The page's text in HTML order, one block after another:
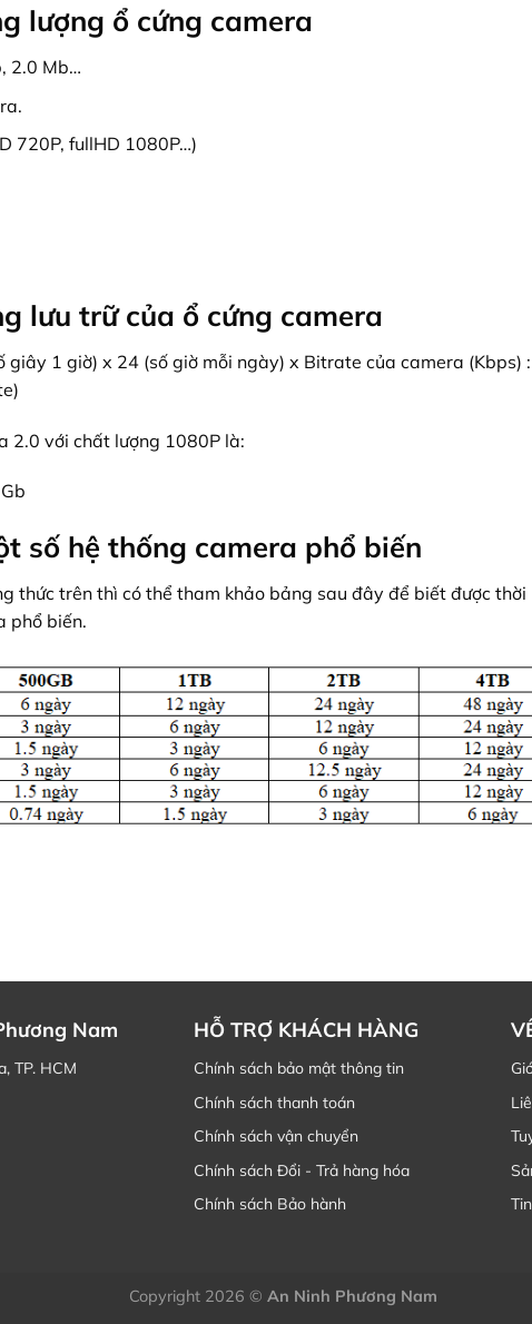
lượng ổ cứng camera
2.0 Mb…
720P, fullHD 1080P…)
lưu trữ của ổ cứng camera
1 giờ) x 24 (số giờ mỗi ngày) x Bitrate của camera (Kbps)
2.0 với chất lượng 1080P là:
số hệ thống camera phổ biến
thức trên thì có thể tham khảo bảng sau đây để biết được thời
phổ biến.
Nam
TP. HCM
HỖ TRỢ KHÁCH HÀNG
Chính sách bảo mật thông tin
Chính sách thanh toán
Chính sách vận chuyển
Chính sách Đổi - Trả hàng hóa
Chính sách Bảo hành
Copyright 2026 © An Ninh Phương Nam